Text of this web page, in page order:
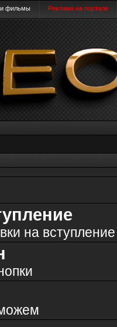
и фильмы Реклама на портале
на